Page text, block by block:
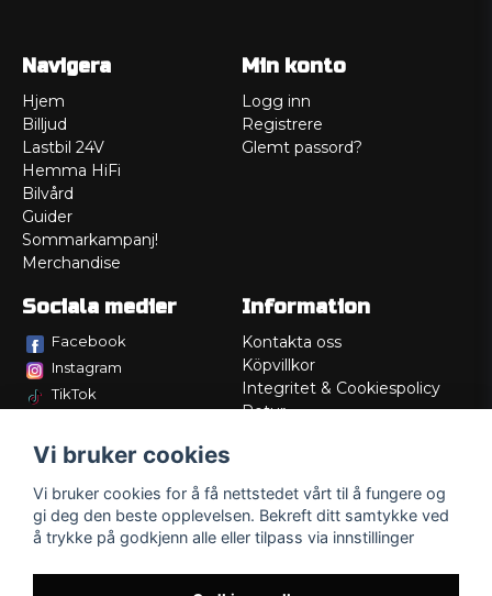
Navigera
Hjem
Billjud
Lastbil 24V
Hemma HiFi
Bilvård
Guider
Sommarkampanj!
Merchandise
Min konto
Logg inn
Registrere
Glemt passord?
Sociala medier
Facebook
Instagram
TikTok
Information
Kontakta oss
Köpvillkor
Integritet & Cookiespolicy
Retur
Lådritning
Om oss
Vi bruker cookies
Vi bruker cookies for å få nettstedet vårt til å fungere og
gi deg den beste opplevelsen. Bekreft ditt samtykke ved
å trykke på godkjenn alle eller tilpass via innstillinger